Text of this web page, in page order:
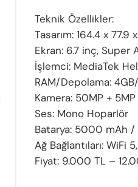
Teknik Özellikler:
Tasarım: 164.4 x
Ekran: 6.7 inç, Super
İşlemci: MediaTek
RAM/Depolama:
Kamera: 50MP +
Ses: Mono Hoparlör
Batarya: 5000 mAh /
Ağ Bağlantıları: WiFi
Fiyat: 9.000 TL –